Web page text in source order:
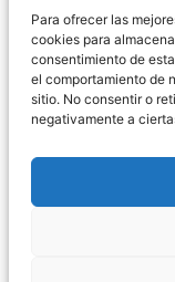
Para ofrecer las
cookies para
consentimiento de
el comportamiento de
sitio. No consentir o
negativamente a